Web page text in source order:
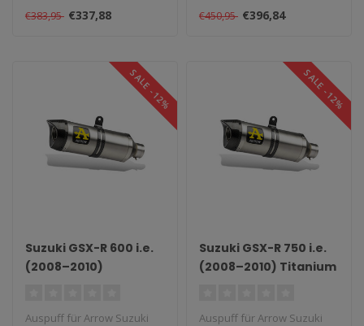
Lieferzeit: 1–4 Wochen..
€383,95 €337,88
Aluminium Race-Tech Slip-..
€450,95 €396,84
SALE -12%
Suzuki GSX-R 600 i.e.
(2008–2010)
Auspuff für Arrow Suzuki
SALE -12%
Suzuki GSX-R 750 i.e.
(2008–2010) Titanium
Auspuff für Arrow Suzuki